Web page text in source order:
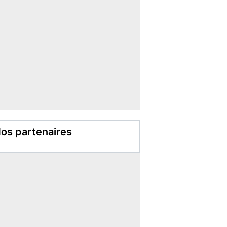
partenaires